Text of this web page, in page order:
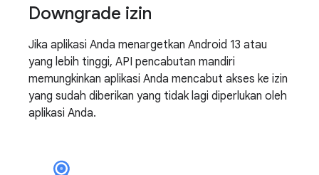
Downgrade izin
Jika aplikasi Anda menargetkan Android 13 atau
yang lebih tinggi, API pencabutan mandiri
memungkinkan aplikasi Anda mencabut akses ke izin
yang sudah diberikan yang tidak lagi diperlukan oleh
aplikasi Anda.